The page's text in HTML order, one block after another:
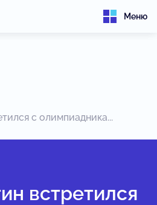
Меню
с олимпиадника...
встретился